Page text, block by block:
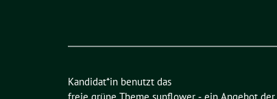
Kandidat*in benutzt das